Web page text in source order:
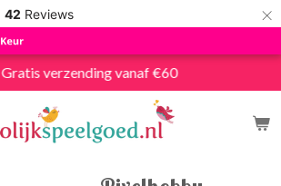
42 Reviews ×
Gratis verzending vanaf €60